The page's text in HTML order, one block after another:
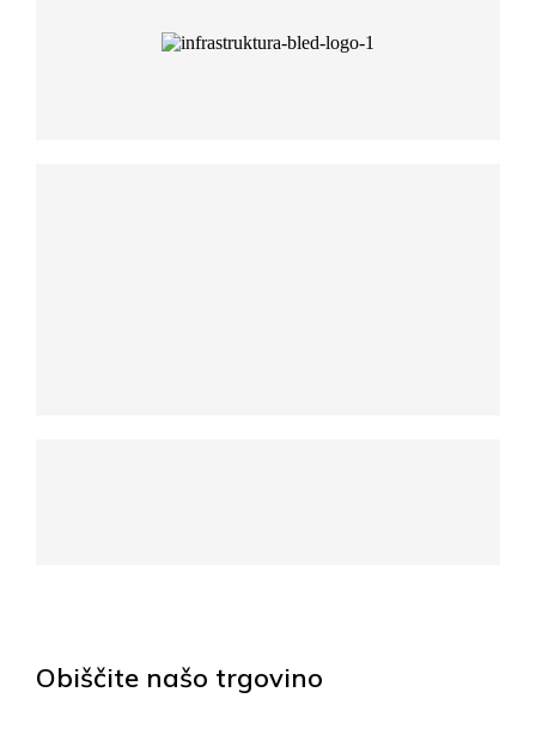
Obiščite našo trgovino